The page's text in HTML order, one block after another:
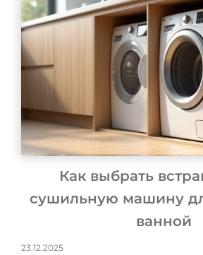
Как выбрать
сушильную машину
ванной
23.12.2025